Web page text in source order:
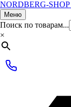
NORDBERG-SHOP
Меню
Поиск по товарам...
×